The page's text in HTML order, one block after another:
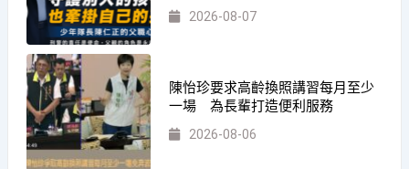
2026-08-07
陳怡珍要求高齡換照講習每月至少
一場 為長輩打造便利服務
2026-08-06